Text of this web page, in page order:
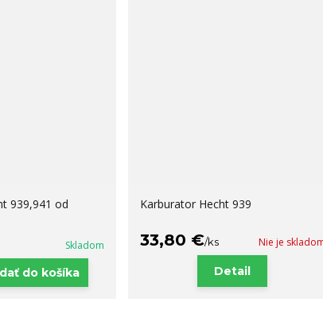
939,941 od
Skladom
do košíka
Karburator Hecht 939
33,80 €/ks Nie je
Detail